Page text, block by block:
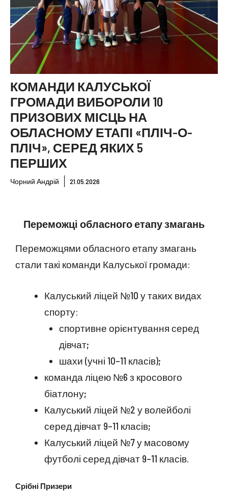
КОМАНДИ КАЛУСЬКОЇ
ГРОМАДИ ВИБОРОЛИ 10
ПРИЗОВИХ МІСЦЬ НА
ОБЛАСНОМУ ЕТАПІ «ПЛІЧ-О-
ПЛІЧ», СЕРЕД ЯКИХ 5
ПЕРШИХ
Чорний Андрій 21.05.2026
Переможці обласного етапу змагань
Переможцями обласного етапу змагань
стали такі команди Калуської громади:
Калуський ліцей №10 у таких видах
спорту:
спортивне орієнтування серед
дівчат;
шахи (учні 10–11 класів);
команда ліцею №6 з кросового
біатлону;
Калуський ліцей №2 у волейболі
серед дівчат 9–11 класів;
Калуський ліцей №7 у масовому
футболі серед дівчат 9–11 класів.
Срібні Призери